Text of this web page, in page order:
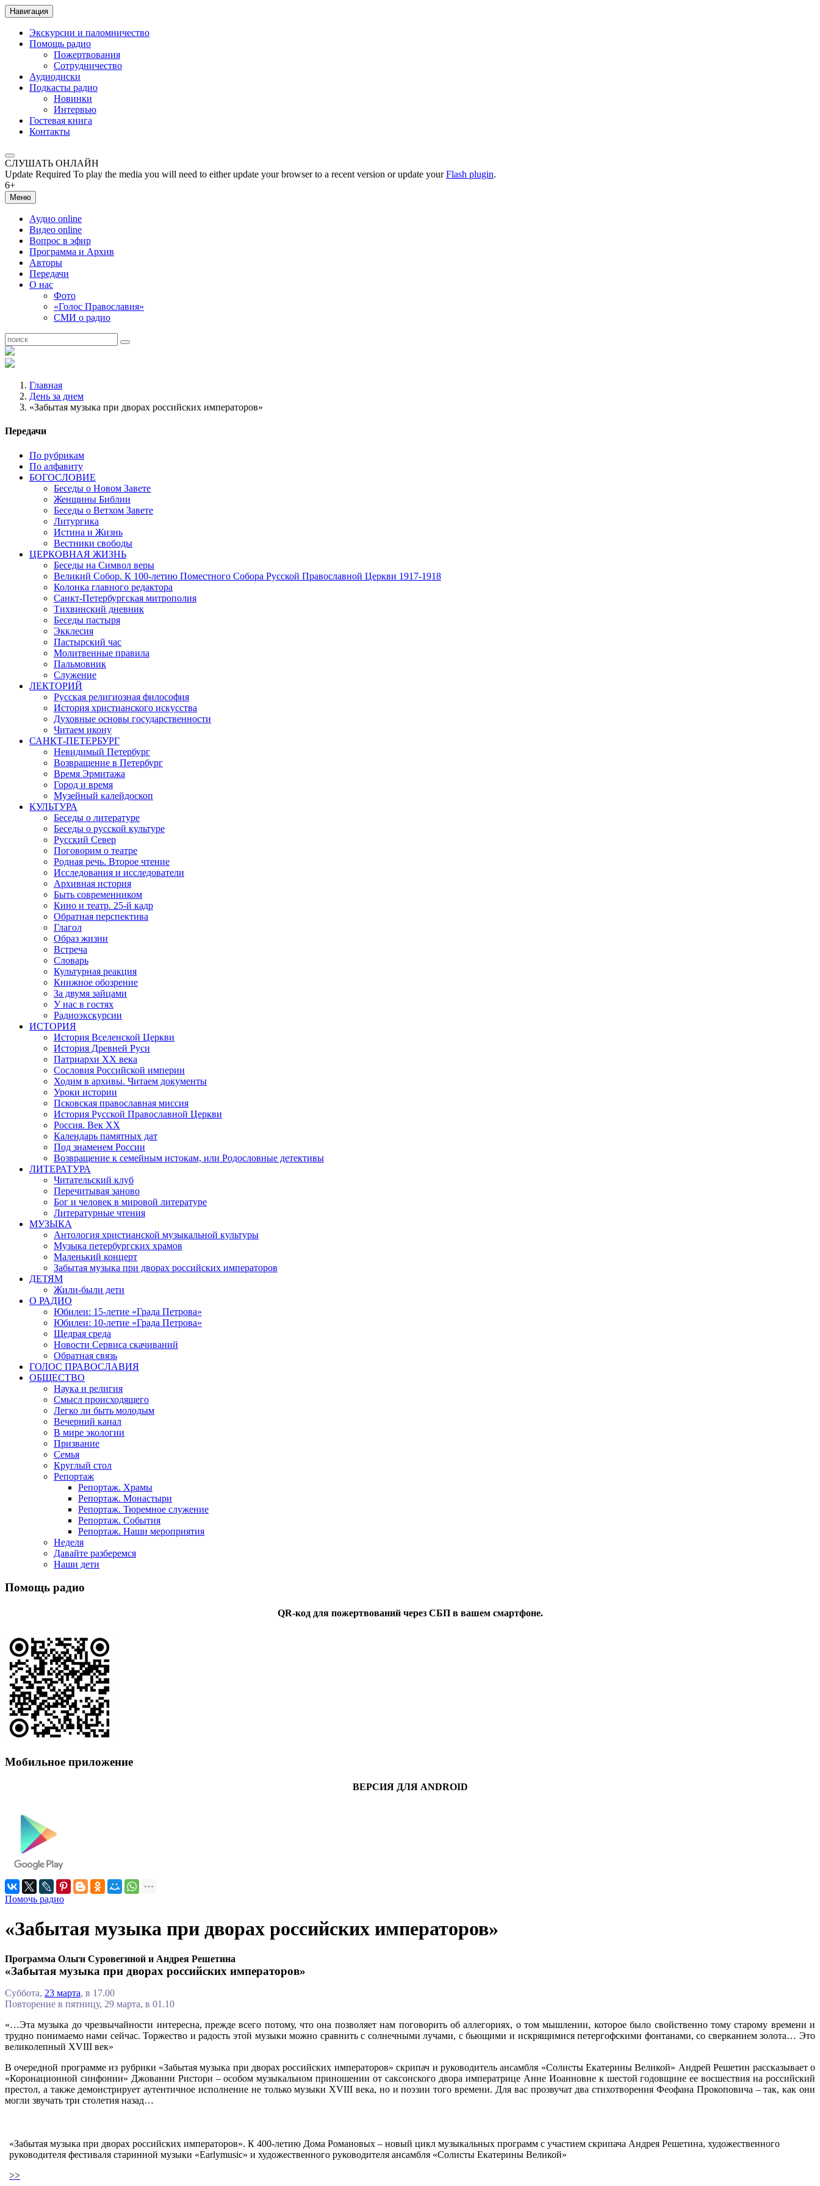
Навигация
Экскурсии и паломничество
Помощь радио
Пожертвования
Сотрудничество
Аудиодиски
Подкасты радио
Новинки
Интервью
Гостевая книга
Контакты
СЛУШАТЬ ОНЛАЙН
Update Required To play the media you will need to either update your browser to a recent version or update yourFlash plugin.
6+
Меню
Аудио online
Видео online
Вопрос в эфир
Программа и Архив
Авторы
Передачи
О нас
Фото
«Голос Православия»
СМИ о радио
Главная
День за днем
«Забытая музыка при дворах российских императоров»
Передачи
По рубрикам
По алфавиту
БОГОСЛОВИЕ
Беседы о Новом Завете
Женщины Библии
Беседы о Ветхом Завете
Литургика
Истина и Жизнь
Вестники свободы
ЦЕРКОВНАЯ ЖИЗНЬ
Беседы на Символ веры
Великий Собор. К 100-летию Поместного Собора Русской Православной Церкви 1917-1918
Колонка главного редактора
Санкт-Петербургская митрополия
Тихвинский дневник
Беседы пастыря
Экклесия
Пастырский час
Молитвенные правила
Пальмовник
Служение
ЛЕКТОРИЙ
Русская религиозная философия
История христианского искусства
Духовные основы государственности
Читаем икону
САНКТ-ПЕТЕРБУРГ
Невидимый Петербург
Возвращение в Петербург
Время Эрмитажа
Город и время
Музейный калейдоскоп
КУЛЬТУРА
Беседы о литературе
Беседы о русской культуре
Русский Север
Поговорим о театре
Родная речь. Второе чтение
Исследования и исследователи
Архивная история
Быть современником
Кино и театр. 25-й кадр
Обратная перспектива
Глагол
Образ жизни
Встреча
Словарь
Культурная реакция
Книжное обозрение
За двумя зайцами
У нас в гостях
Радиоэкскурсии
ИСТОРИЯ
История Вселенской Церкви
История Древней Руси
Патриархи XX века
Сословия Российской империи
Ходим в архивы. Читаем документы
Уроки истории
Псковская православная миссия
История Русской Православной Церкви
Россия. Век ХХ
Календарь памятных дат
Под знаменем России
Возвращение к семейным истокам, или Родословные детективы
ЛИТЕРАТУРА
Читательский клуб
Перечитывая заново
Бог и человек в мировой литературе
Литературные чтения
МУЗЫКА
Антология христианской музыкальной культуры
Музыка петербургских храмов
Маленький концерт
Забытая музыка при дворах российских императоров
ДЕТЯМ
Жили-были дети
О РАДИО
Юбилеи: 15-летие «Града Петрова»
Юбилеи: 10-летие «Града Петрова»
Щедрая среда
Новости Сервиса скачиваний
Обратная связь
ГОЛОС ПРАВОСЛАВИЯ
ОБЩЕСТВО
Наука и религия
Смысл происходящего
Легко ли быть молодым
Вечерний канал
В мире экологии
Призвание
Семья
Круглый стол
Репортаж
Репортаж. Храмы
Репортаж. Монастыри
Репортаж. Тюремное служение
Репортаж. События
Репортаж. Наши мероприятия
Неделя
Давайте разберемся
Наши дети
Помощь радио
QR-код для пожертвований через СБП в вашем смартфоне.
Мобильное приложение
ВЕРСИЯ ДЛЯ ANDROID
Помочь радио
«Забытая музыка при дворах российских императоров»
Программа Ольги Суровегиной и Андрея Решетина
«Забытая музыка при дворах российских императоров»
Суббота, 23 марта, в 17.00
Повторение в пятницу, 29 марта, в 01.10
«…Эта музыка до чрезвычайности интересна, прежде всего потому, что она позволяет нам поговорить об аллегориях, о том мышлении, которое было свойственно тому старому времени и
трудно понимаемо нами сейчас. Торжество и радость этой музыки можно сравнить с солнечными лучами, с бьющими и искрящимися петергофскими фонтанами, со сверканием золота… Это
великолепный XVIII век»
В очередной программе из рубрики «Забытая музыка при дворах российских императоров» скрипач и руководитель ансамбля «Солисты Екатерины Великой» Андрей Решетин рассказывает о
«Коронационной синфонии» Джованни Ристори – особом музыкальном приношении от саксонского двора императрице Анне Иоанновне к шестой годовщине ее восшествия на российский
престол, а также демонстрирует аутентичное исполнение не только музыки XVIII века, но и поэзии того времени. Для вас прозвучат два стихотворения Феофана Прокоповича – так, как они
могли звучать три столетия назад…
«Забытая музыка при дворах российских императоров». К 400-летию Дома Романовых – новый цикл музыкальных программ с участием скрипача Андрея Решетина, художественного
руководителя фестиваля старинной музыки «Earlymusic» и художественного руководителя ансамбля «Солисты Екатерины Великой»
>>